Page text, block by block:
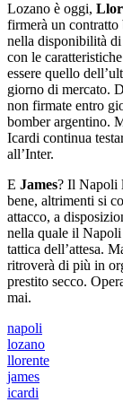
Lozano è oggi,
firmerà un contratto
nella disponibilità di
con le
essere quello
giorno di mercato.
non firmate entro
bomber argentino.
Icardi continua
all’Inter.
E James? Il Napoli
bene, altrimenti si
attacco, a
nella quale il
tattica dell’attesa.
ritroverà di più in
prestito secco.
mai.
napoli
lozano
llorente
james
icardi